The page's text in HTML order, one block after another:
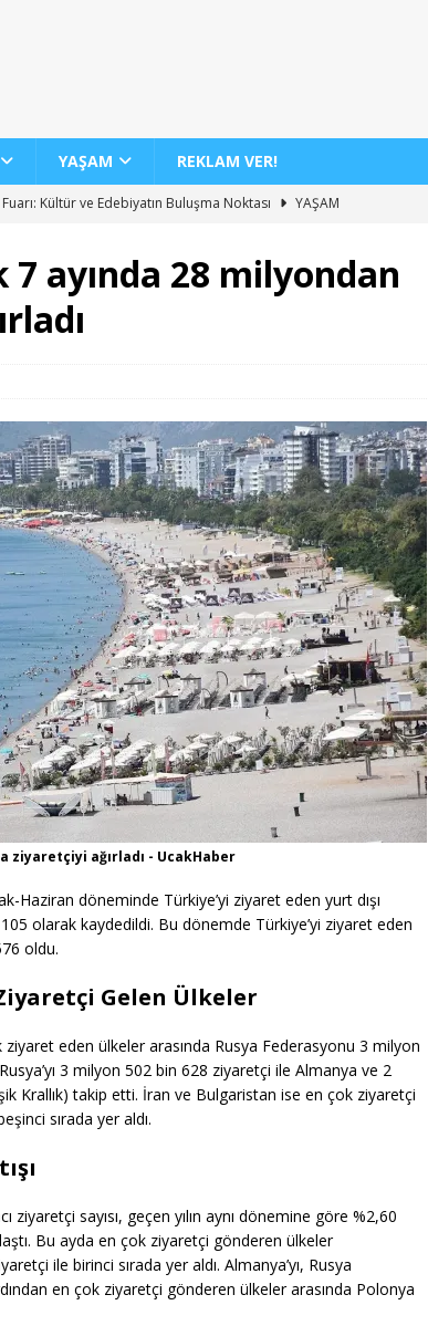
YAŞAM REKLAM VER!
Kültür ve Edebiyatın Buluşma Noktası
YAŞAM
100 Bini Aşkın Yolcu Taşıma Rekoru
AJET
%30 İndirim Fırsatı
7 ayında 28 milyondan
ziyaretçiyi ağırladı - UcakHaber
Haziran döneminde Türkiye’yi ziyaret eden yurt dışı
olarak kaydedildi. Bu dönemde Türkiye’yi ziyaret eden
oldu.
Gelen Ülkeler
ziyaret eden ülkeler arasında Rusya Federasyonu 3 milyon
3 milyon 502 bin 628 ziyaretçi ile Almanya ve 2
Krallık) takip etti. İran ve Bulgaristan ise en çok ziyaretçi
sırada yer aldı.
ziyaretçi sayısı, geçen yılın aynı dönemine göre %2,60
Bu ayda en çok ziyaretçi gönderen ülkeler
ile birinci sırada yer aldı. Almanya’yı, Rusya
en çok ziyaretçi gönderen ülkeler arasında Polonya